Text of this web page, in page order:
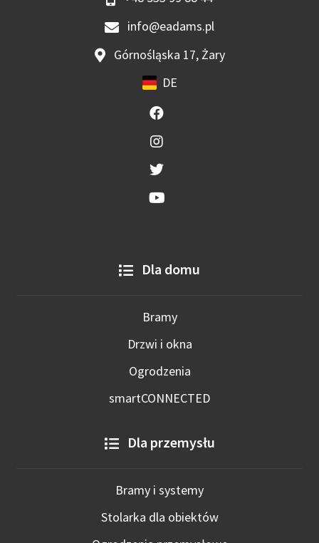
info@eadams.pl
Górnośląska 17, Żary
DE
Dla domu
Bramy
Drzwi i okna
Ogrodzenia
smartCONNECTED
Dla przemysłu
Bramy i systemy
Stolarka dla obiektów